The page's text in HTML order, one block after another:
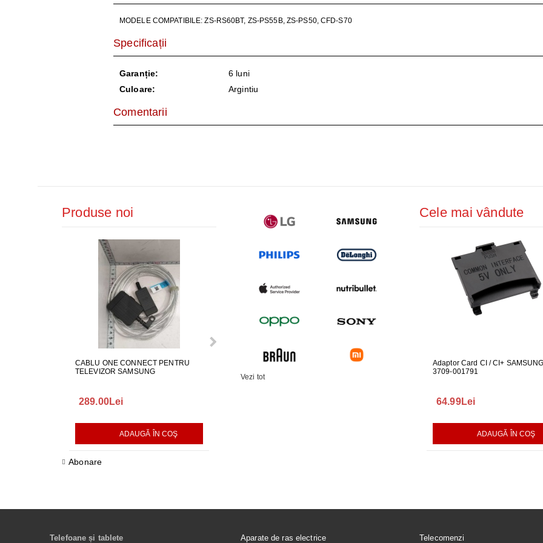
DISPOZITIVE SMART
CAMERE SUPRAVEGHERE
MODELE COMPATIBILE: ZS-RS60BT, ZS-PS55B, ZS-PS50, CFD-S70
Specificații
Garanție:
6 luni
Culoare:
Argintiu
Comentarii
Produse noi
CABLU ONE CONNECT PENTRU
TELEVIZOR SAMSUNG
289.00Lei
ADAUGĂ ÎN COŞ
FURTUN EVACUARE PENTRU
GARNITURA HUBLOU MASINA DE
Abonare
Vezi tot
Cele mai vândute
Adaptor Card CI / CI+ SAMSUNG
3709-001791
64.99Lei
ADAUGĂ ÎN COŞ
Telefoane și tablete
Aparate de ras electrice
Telecomenzi